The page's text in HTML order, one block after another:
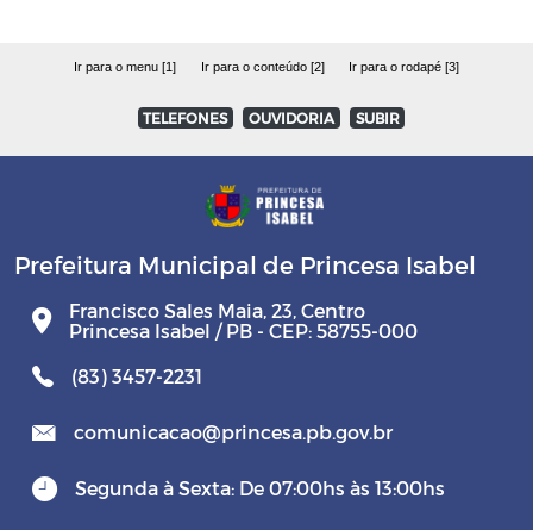
Ir para o menu [1] Ir para o conteúdo [2] Ir para o rodapé [3]
TELEFONES OUVIDORIA SUBIR
Prefeitura Municipal de Princesa Isabel
Francisco Sales Maia, 23, Centro
Princesa Isabel / PB - CEP: 58755-000
(83) 3457-2231
comunicacao@princesa.pb.gov.br
Segunda à Sexta: De 07:00hs às 13:00hs